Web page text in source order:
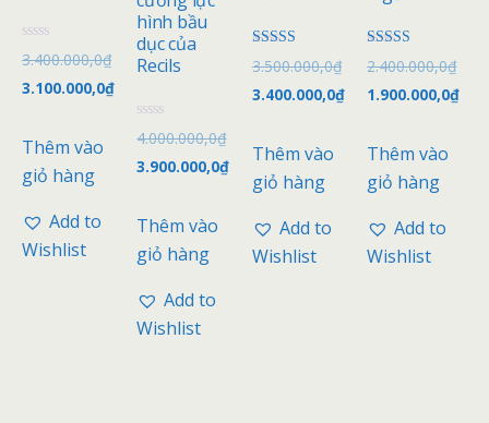
Đ
ư
ợ
c
p
h
n
5
a
3.400.000,0₫
3.100.000,0₫
Thêm vào
giỏ hàng
Add to
Wishlist
hình bầu
dục của
Recils
Đ
ư
ợ
c
p
h
n
5
a
4.000.000,0₫
3.900.000,0₫
Thêm vào
giỏ hàng
Add to
Wishlist
Được xếp
hạng
4.00
5 sao
3.500.000,0₫
3.400.000,0₫
Thêm vào
giỏ hàng
Add to
Wishlist
Được xếp
hạng
4.00
5 sao
2.400.000,0₫
1.900.000,0₫
Thêm vào
giỏ hàng
Add to
Wishlist